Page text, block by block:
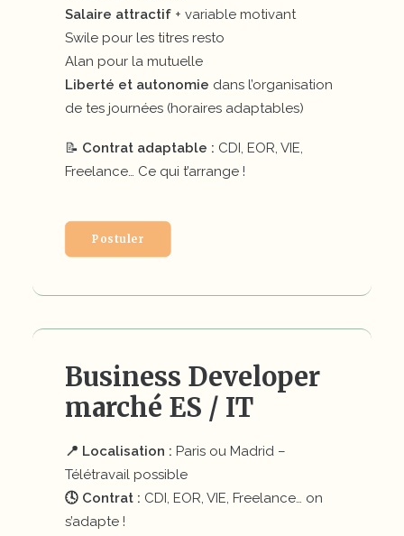
Salaire attractif + variable motivant
Swile pour les titres resto
Alan pour la mutuelle
Liberté et autonomie dans l’organisation
de tes journées (horaires adaptables)
📝 Contrat adaptable : CDI, EOR, VIE,
Freelance… Ce qui t’arrange !
Postuler
Business Developer
marché ES / IT
📍 Localisation : Paris ou Madrid –
Télétravail possible
🕓 Contrat : CDI, EOR, VIE, Freelance… on
s’adapte !